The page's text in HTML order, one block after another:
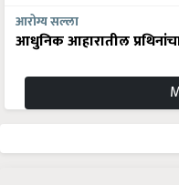
आरोग्य सल्ला
आधुनिक आहारातील